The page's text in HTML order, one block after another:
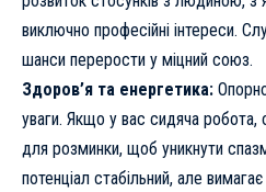
виключно професійні інтереси.
шанси перерости у міцний союз.
Здоров’я та енергетика:
уваги. Якщо у вас сидяча робота,
для розминки, щоб уникнути
потенціал стабільний, але